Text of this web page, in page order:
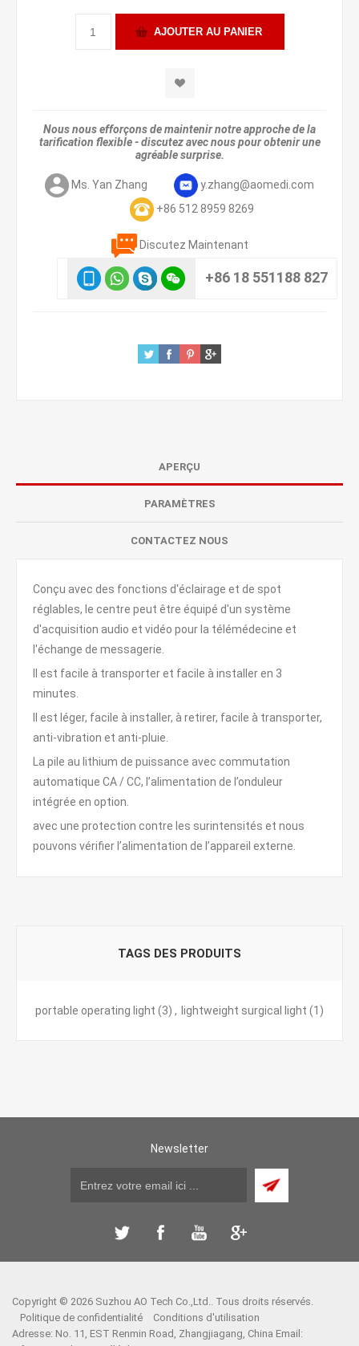
Nous nous efforçons de maintenir notre approche de la
tarification flexible - discutez avec nous pour obtenir une
agréable surprise.
Ms. Yan Zhang
y.zhang@aomedi.com
+86 512 8959 8269
Discutez Maintenant
+86 18 551188 827
APERÇU
PARAMÈTRES
CONTACTEZ NOUS
Conçu avec des fonctions d'éclairage et de spot
réglables, le centre peut être équipé d'un système
d'acquisition audio et vidéo pour la télémédecine et
l'échange de messagerie.
Il est facile à transporter et facile à installer en 3
minutes.
Il est léger, facile à installer, à retirer, facile à transporter,
anti-vibration et anti-pluie.
La pile au lithium de puissance avec commutation
automatique CA / CC, l’alimentation de l’onduleur
intégrée en option.
avec une protection contre les surintensités et nous
pouvons vérifier l’alimentation de l’appareil externe.
TAGS DES PRODUITS
portable operating light (3) , lightweight surgical light (1)
Newsletter
Copyright © 2026 Suzhou AO Tech Co.,Ltd.. Tous droits réservés.
Politique de confidentialité
Conditions d'utilisation
Adresse: No. 11, EST Renmin Road, Zhangjiagang, China Email: